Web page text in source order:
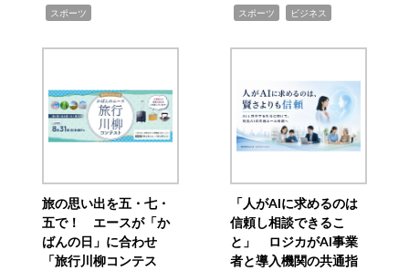
スポーツ スポーツ ビジネス
旅の思い出を五・七・
五で！ エースが「か
ばんの日」に合わせ
「旅行川柳コンテス
「人がAIに求めるのは
信頼し相談できるこ
と」 ロジカがAI事業
者と導入機関の共通指